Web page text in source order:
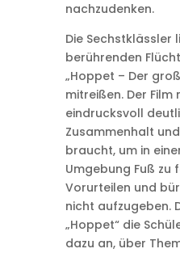
nachzudenken.
Die Sechstklässler
berührenden
„Hoppet – Der
mitreißen. Der Film
eindrucksvoll
Zusammenhalt
braucht, um in
Umgebung Fuß zu
Vorurteilen und
nicht aufzugeben.
„Hoppet“ die
dazu an, über